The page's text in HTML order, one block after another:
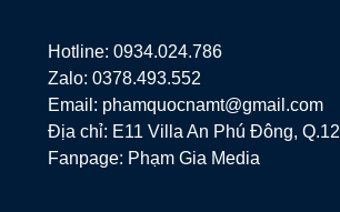
Hotline: 0934.024.786
Zalo: 0378.493.552
Email: phamquocnamt@gmail.com
Địa chỉ: E11 Villa An Phú Đông, Q.12
Fanpage: Phạm Gia Media